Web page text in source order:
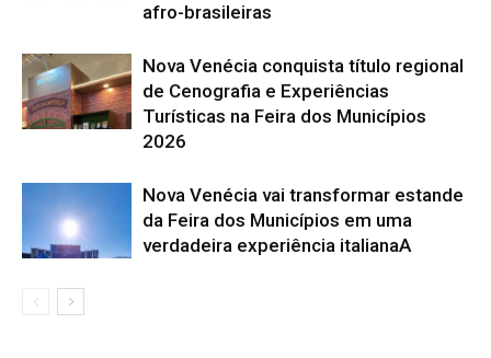
afro-brasileiras
Nova Venécia conquista título regional
de Cenografia e Experiências
Turísticas na Feira dos Municípios
2026
Nova Venécia vai transformar estande
da Feira dos Municípios em uma
verdadeira experiência italianaA